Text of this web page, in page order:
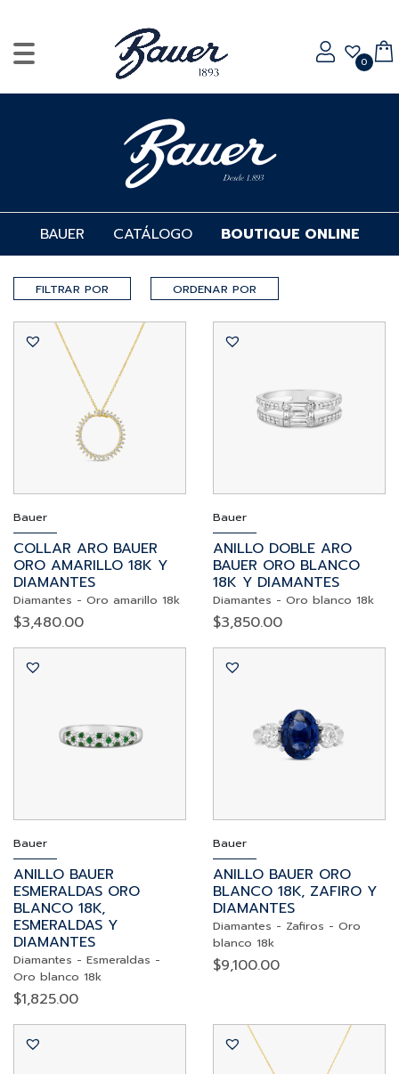
0
BAUER CATÁLOGO BOUTIQUE ONLINE
FILTRAR POR ORDENAR POR
Bauer
COLLAR ARO BAUER
ORO AMARILLO 18K Y
DIAMANTES
Diamantes - Oro amarillo 18k
$3,480.00
Bauer
ANILLO DOBLE ARO
BAUER ORO BLANCO
18K Y DIAMANTES
Diamantes - Oro blanco 18k
$3,850.00
Bauer
ANILLO BAUER
ESMERALDAS ORO
BLANCO 18K,
ESMERALDAS Y
DIAMANTES
Diamantes - Esmeraldas -
Oro blanco 18k
$1,825.00
Bauer
ANILLO BAUER ORO
BLANCO 18K, ZAFIRO Y
DIAMANTES
Diamantes - Zafiros - Oro
blanco 18k
$9,100.00